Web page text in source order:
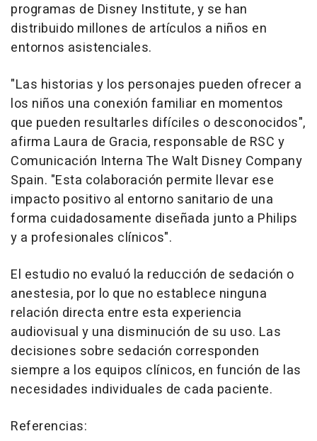
programas de Disney Institute, y se han
distribuido millones de artículos a niños en
entornos asistenciales.
"Las historias y los personajes pueden ofrecer a
los niños una conexión familiar en momentos
que pueden resultarles difíciles o desconocidos",
afirma Laura de Gracia, responsable de RSC y
Comunicación Interna The Walt Disney Company
Spain. "Esta colaboración permite llevar ese
impacto positivo al entorno sanitario de una
forma cuidadosamente diseñada junto a Philips
y a profesionales clínicos".
El estudio no evaluó la reducción de sedación o
anestesia, por lo que no establece ninguna
relación directa entre esta experiencia
audiovisual y una disminución de su uso. Las
decisiones sobre sedación corresponden
siempre a los equipos clínicos, en función de las
necesidades individuales de cada paciente.
Referencias: